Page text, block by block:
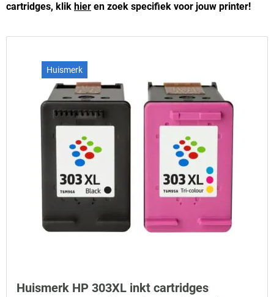
cartridges, klik hier en zoek specifiek voor jouw printer!
Huismerk
Huismerk HP 303XL inkt cartridges